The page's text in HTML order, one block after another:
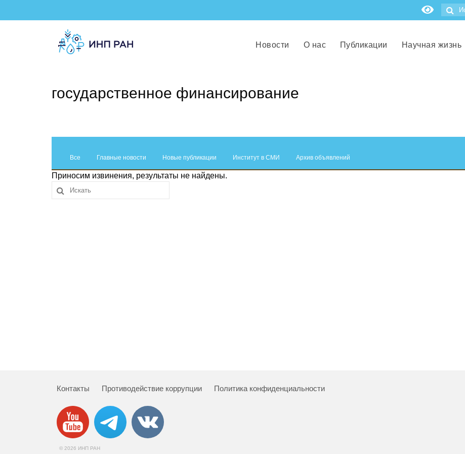
Новости О нас Публикации Научная жизнь
государственное финансирование
Все Главные новости Новые публикации Институт в СМИ Архив объявлений
Приносим извинения, результаты не найдены.
Контакты Противодействие коррупции Политика конфиденциальности
© 2026 ИНП РАН